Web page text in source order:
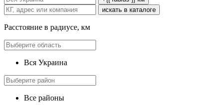
искать в каталоге
Расстояние в радиусе, км
Вся Украина
Все районы